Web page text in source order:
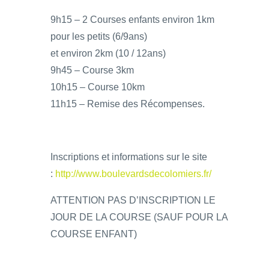
9h15 – 2 Courses enfants environ 1km
pour les petits (6/9ans)
et environ 2km (10 / 12ans)
9h45 – Course 3km
10h15 – Course 10km
11h15 – Remise des Récompenses.
Inscriptions et informations sur le site
: http://www.boulevardsdecolomiers.fr/
ATTENTION PAS D’INSCRIPTION LE
JOUR DE LA COURSE (SAUF POUR LA
COURSE ENFANT)